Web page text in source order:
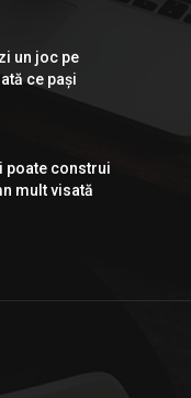
un joc pe
ce pași
poate construi
mult visată